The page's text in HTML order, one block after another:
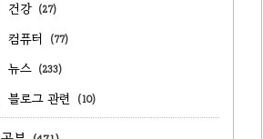
건강 (27)
컴퓨터 (77)
뉴스 (233)
블로그 관련 (10)